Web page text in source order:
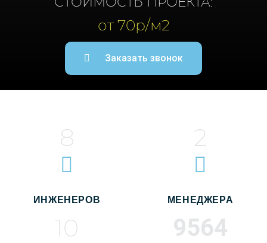
от 70р/м2
Заказать звонок
8
ИНЖЕНЕРОВ
2
МЕНЕДЖЕРА
10 9564